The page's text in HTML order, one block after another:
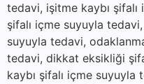
tedavi, işitme kaybı
şifalı içme suyuyla
suyuyla tedavi,
tedavi, dikkat eksikliği
kaybı şifalı içme